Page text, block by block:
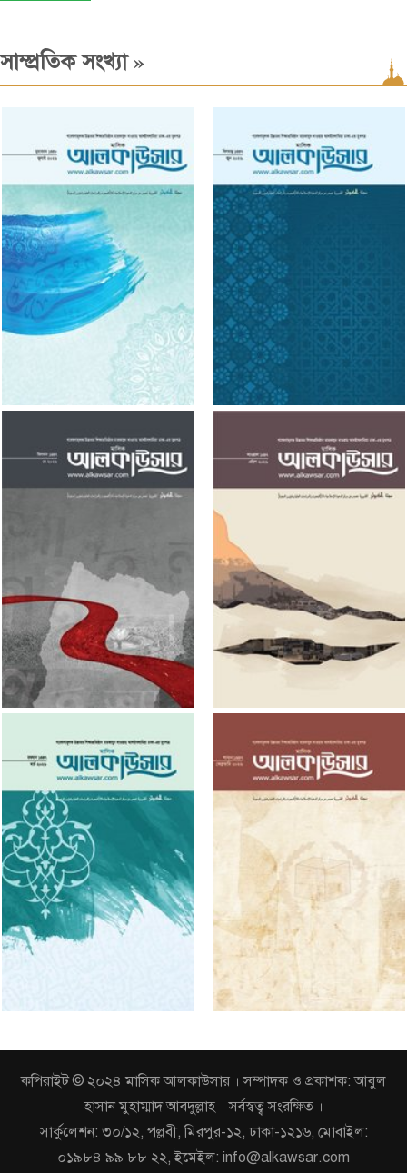
সাম্প্রতিক সংখ্যা»
কপিরাইট © ২০২৪ মাসিক আলকাউসার । সম্পাদক ও প্রকাশক: আবুল
হাসান মুহাম্মাদ আবদুল্লাহ । সর্বস্বত্ব সংরক্ষিত ।
সার্কুলেশন: ৩০/১২, পল্লবী, মিরপুর-১২, ঢাকা-১২১৬, মোবাইল:
০১৯৮৪ ৯৯ ৮৮ ২২, ইমেইল: info@alkawsar.com